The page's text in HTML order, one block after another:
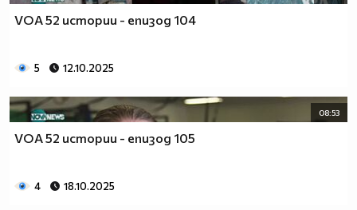
VOA 52 истории - епизод 104
5 12.10.2025
08:53
VOA 52 истории - епизод 105
4 18.10.2025